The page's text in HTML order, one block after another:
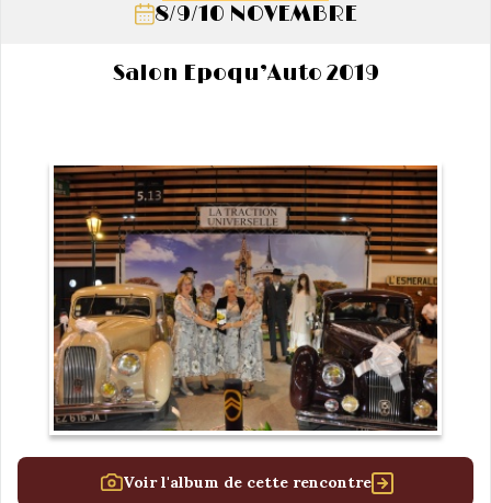
8/9/10 NOVEMBRE
Salon Epoqu’Auto 2019
Voir l'album de cette rencontre